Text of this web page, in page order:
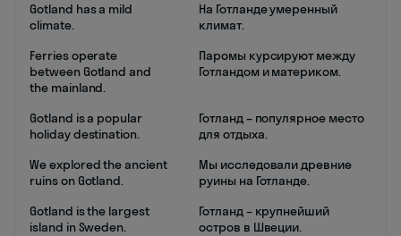
Gotland has a mild
climate.
На Готланде умеренный
климат.
Ferries operate
between Gotland and
the mainland.
Паромы курсируют между
Готландом и материком.
Gotland is a popular
holiday destination.
Готланд – популярное место
для отдыха.
We explored the ancient
ruins on Gotland.
Мы исследовали древние
руины на Готланде.
Gotland is the largest
island in Sweden.
Готланд – крупнейший
остров в Швеции.